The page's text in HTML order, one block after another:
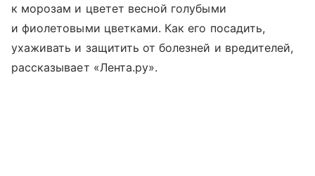
к морозам и цветет весной голубыми
и фиолетовыми цветками. Как его посадить,
ухаживать и защитить от болезней и вредителей,
рассказывает «Лента.ру».